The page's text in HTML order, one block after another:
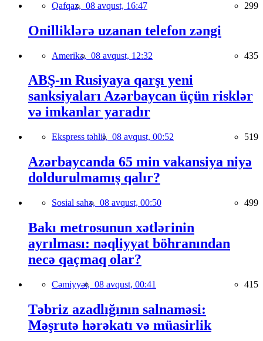
Qafqaz, 08 avqust, 16:47 299
Onilliklərə uzanan telefon zəngi
Amerika, 08 avqust, 12:32 435
ABŞ-ın Rusiyaya qarşı yeni
sanksiyaları Azərbaycan üçün risklər
və imkanlar yaradır
Ekspress təhlil, 08 avqust, 00:52 519
Azərbaycanda 65 min vakansiya niyə
doldurulmamış qalır?
Sosial sahə, 08 avqust, 00:50 499
Bakı metrosunun xətlərinin
ayrılması: nəqliyyat böhranından
necə qaçmaq olar?
Cəmiyyət, 08 avqust, 00:41 415
Təbriz azadlığının salnaməsi:
Məşrutə hərəkatı və müasirlik